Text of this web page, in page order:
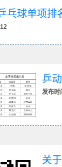
乓球单项排
乒
发布时
关